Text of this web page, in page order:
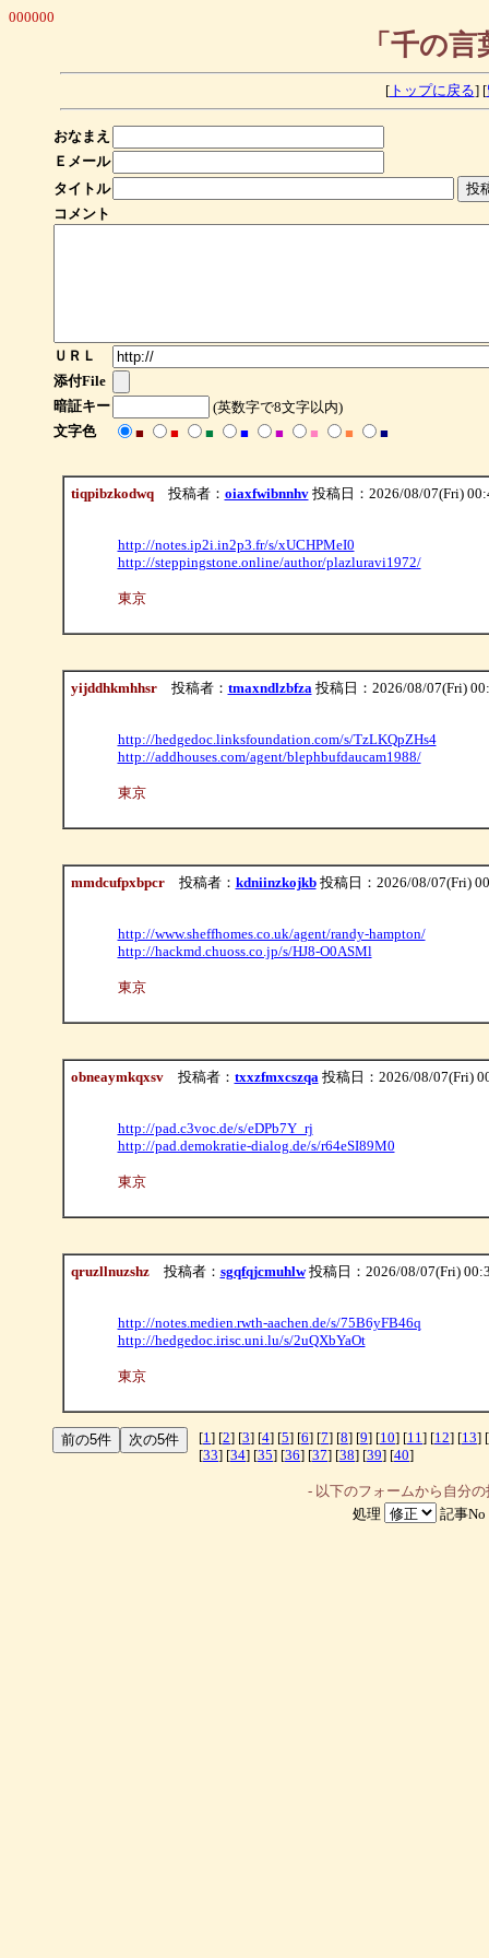
000000
「千の
[トップに戻る] [
おなまえ
Ｅメール
タイトル
コメント
ＵＲＬ
添付File
暗証キー
(英数字で8文字以内)
文字色
■ ■ ■ ■ ■ ■ ■ ■
tiqpibzkodwq投稿者： oiaxfwibnnhv投稿日：2026/08/07(Fri)
http://notes.ip2i.in2p3.fr/s/xUCHPMeI0
http://steppingstone.online/author/plazluravi1972/
東京
yijddhkmhhsr投稿者： tmaxndlzbfza 投稿日：2026/08/07(Fri)
http://hedgedoc.linksfoundation.com/s/TzLKQpZHs4
http://addhouses.com/agent/blephbufdaucam1988/
東京
mmdcufpxbpcr投稿者： kdniinzkojkb投稿日：2026/08/07(Fri)
http://www.sheffhomes.co.uk/agent/randy-hampton/
http://hackmd.chuoss.co.jp/s/HJ8-O0ASMl
東京
obneaymkqxsv投稿者： txxzfmxcszqa 投稿日：2026/08/07(Fri)
http://pad.c3voc.de/s/eDPb7Y_rj
http://pad.demokratie-dialog.de/s/r64eSI89M0
東京
qruzllnuzshz投稿者： sgqfqjcmuhlw投稿日：2026/08/07(Fri)
http://notes.medien.rwth-aachen.de/s/75B6yFB46q
http://hedgedoc.irisc.uni.lu/s/2uQXbYaOt
東京
[1 ] [2] [3] [4] [5] [6] [7] [8] [9] [10] [11 ] [12] [13] [
[33] [34] [35] [36] [37] [38] [39] [40]
- 以下のフォームから自分
処理
記事No